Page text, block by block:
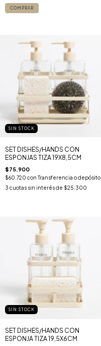
SIN STOCK
SET DISHES/HANDS CON
ESPONJAS TIZA 19X8,5CM
$75.900
$60.720 con Transferencia o depósito
3 cuotas sin interés de $25.300
SIN STOCK
SET DISHES/HANDS CON
ESPONJA TIZA 19,5X6CM